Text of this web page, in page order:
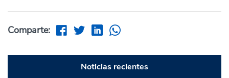
Comparte:
Noticias recientes